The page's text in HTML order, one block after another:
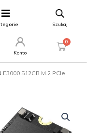
Szukaj
Konto
0
E3000 512GB M.2 PCIe